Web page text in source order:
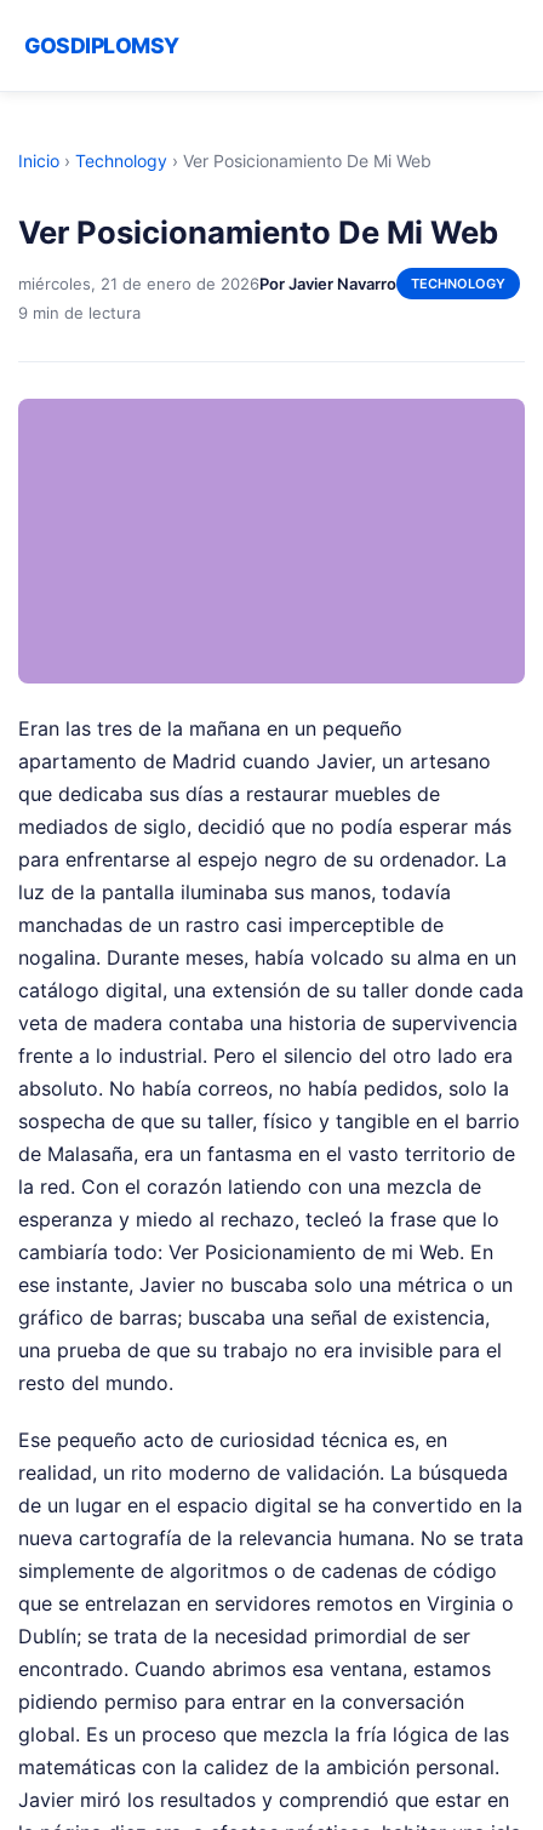
GOSDIPLOMSY
Inicio › Technology › Ver Posicionamiento De Mi Web
Ver Posicionamiento De Mi Web
miércoles, 21 de enero de 2026Por Javier Navarro TECHNOLOGY
9 min de lectura
Eran las tres de la mañana en un pequeño
apartamento de Madrid cuando Javier, un artesano
que dedicaba sus días a restaurar muebles de
mediados de siglo, decidió que no podía esperar más
para enfrentarse al espejo negro de su ordenador. La
luz de la pantalla iluminaba sus manos, todavía
manchadas de un rastro casi imperceptible de
nogalina. Durante meses, había volcado su alma en un
catálogo digital, una extensión de su taller donde cada
veta de madera contaba una historia de supervivencia
frente a lo industrial. Pero el silencio del otro lado era
absoluto. No había correos, no había pedidos, solo la
sospecha de que su taller, físico y tangible en el barrio
de Malasaña, era un fantasma en el vasto territorio de
la red. Con el corazón latiendo con una mezcla de
esperanza y miedo al rechazo, tecleó la frase que lo
cambiaría todo: Ver Posicionamiento de mi Web. En
ese instante, Javier no buscaba solo una métrica o un
gráfico de barras; buscaba una señal de existencia,
una prueba de que su trabajo no era invisible para el
resto del mundo.
Ese pequeño acto de curiosidad técnica es, en
realidad, un rito moderno de validación. La búsqueda
de un lugar en el espacio digital se ha convertido en la
nueva cartografía de la relevancia humana. No se trata
simplemente de algoritmos o de cadenas de código
que se entrelazan en servidores remotos en Virginia o
Dublín; se trata de la necesidad primordial de ser
encontrado. Cuando abrimos esa ventana, estamos
pidiendo permiso para entrar en la conversación
global. Es un proceso que mezcla la fría lógica de las
matemáticas con la calidez de la ambición personal.
Javier miró los resultados y comprendió que estar en